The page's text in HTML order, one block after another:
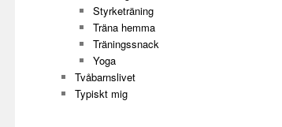
Styrketräning
Träna hemma
Träningssnack
Yoga
Tvåbarnslivet
Typiskt mig